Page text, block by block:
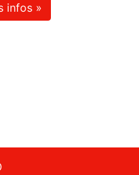
infos »